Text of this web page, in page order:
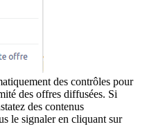
des contrôles pour
des offres diffusées. Si
des contenus
le signaler en cliquant sur